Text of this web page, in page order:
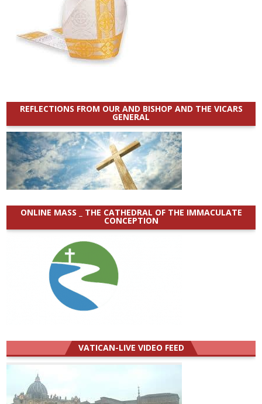
REFLECTIONS FROM OUR AND BISHOP AND THE VICARS
GENERAL
ONLINE MASS _ THE CATHEDRAL OF THE IMMACULATE
CONCEPTION
VATICAN-LIVE VIDEO FEED